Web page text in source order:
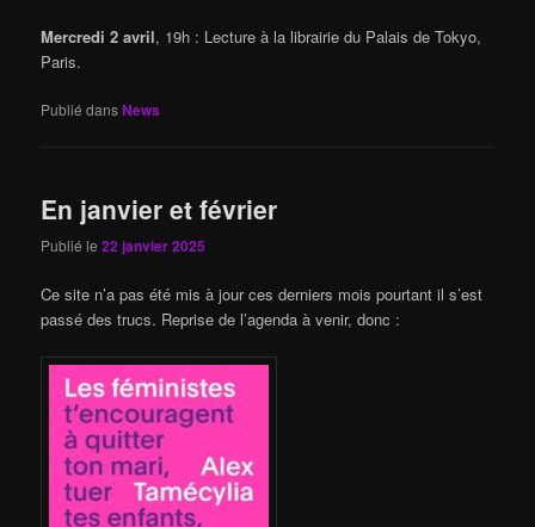
Mercredi 2 avril, 19h : Lecture à la librairie du Palais de Tokyo,
Paris.
Publié dansNews
En janvier et février
Publié le22 janvier 2025
Ce site n’a pas été mis à jour ces derniers mois pourtant il s’est
passé des trucs. Reprise de l’agenda à venir, donc :